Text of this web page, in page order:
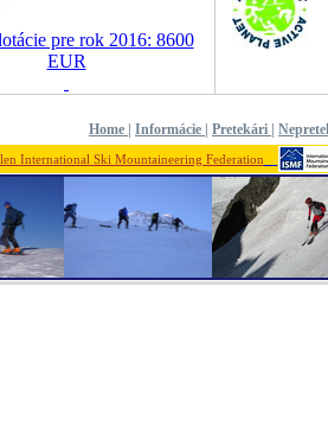
pre rok 2016: 8600
EUR
Home Informácie Pretekári
International Ski Mountaineering Federation